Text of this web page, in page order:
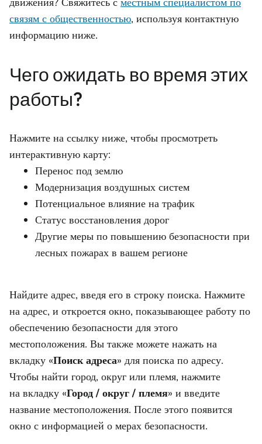
связям с общественностью, используя контактную
информацию ниже.
Чего ожидать во время этих
работы?
Нажмите на ссылку ниже, чтобы просмотреть
интерактивную карту:
Перенос под землю
Модернизация воздушных систем
Потенциальное влияние на трафик
Статус восстановления дорог
Другие меры по повышению безопасности при
лесных пожарах в вашем регионе
Найдите адрес, введя его в строку поиска. Нажмите
на адрес, и откроется окно, показывающее работу по
обеспечению безопасности для этого
местоположения. Вы также можете нажать на
вкладку «Поиск адреса» для поиска по адресу.
Чтобы найти город, округ или племя, нажмите
на вкладку «Город / округ / племя» и введите
название местоположения. После этого появится
окно с информацией о мерах безопасности.